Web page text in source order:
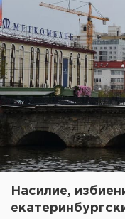
Насилие,